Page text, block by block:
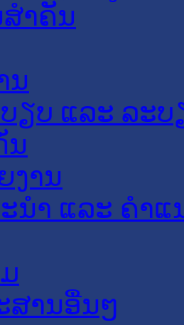
າຄັນ
ນ
ຽບ ແລະ ລະບ
ນ
ງານ
ນໍາ ແລະ ຄໍາແ
ສານອື່ນໆ